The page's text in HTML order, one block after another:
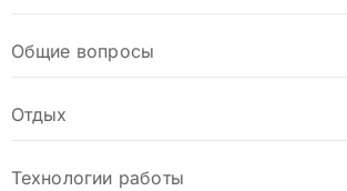
Общие вопросы
Отдых
Технологии работы